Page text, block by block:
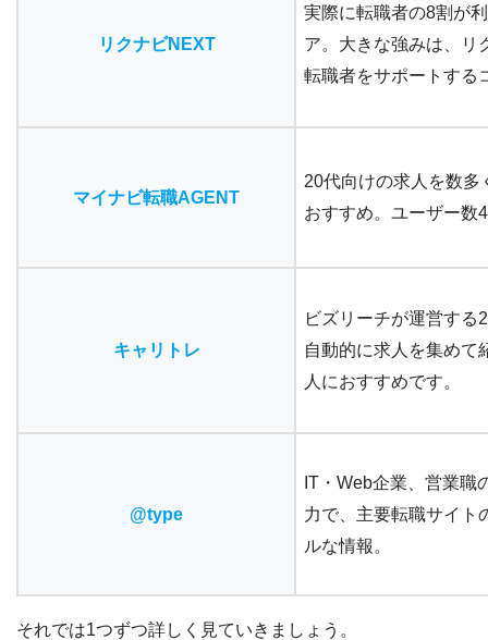
リクナビNEXT
実際に転職者の8割が
ア。大きな強みは、リ
転職者をサポートする
マイナビ転職AGENT
20代向けの求人を数多
おすすめ。 ユーザー数
キャリトレ
ビズリーチが運営する
自動的に求人を集めて
人におすすめです。
@type
IT・Web企業、営業職
力で、 主要転職サイト
ルな情報。
それでは1つずつ詳しく見ていきましょう。